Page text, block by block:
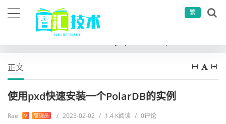
繁
正文
使用pxd快速安装一个PolarDB的实例
Rae V 管理员 / 2023-02-02 / 1.4 K阅读 / 0评论